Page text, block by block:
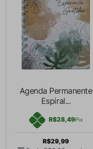
Agenda Permanente
Espiral...
R$28,49Pix
R$29,99